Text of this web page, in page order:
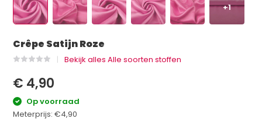
+1
Crêpe Satijn Roze
Bekijk alles Alle soorten stoffen
€ 4,90
Op voorraad
Meterprijs:€4,90